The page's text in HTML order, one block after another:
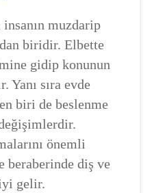
muzdarip
biridir. Elbette
gidip konunun
Yanı sıra evde
biri de beslenme
önemli
beraberinde diş ve
gelir.